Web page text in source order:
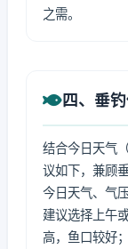
之需。
四、垂
结合今日天气
议如下，兼顾
今日天气、气
建议选择上午
高，鱼口较好